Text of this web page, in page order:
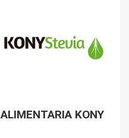
ALIMENTARIA KONY